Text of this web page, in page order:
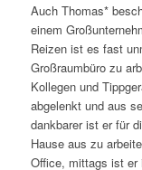
Auch Thomas*
einem
Reizen ist es fast
Großraumbüro zu
Kollegen und
abgelenkt und aus
dankbarer ist er für
Hause aus zu
Office, mittags ist er